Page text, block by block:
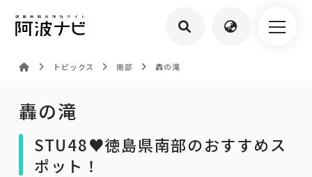
トピックス 南部 轟の滝
轟の滝
STU48♥徳島県南部のおすすめス
ポット！